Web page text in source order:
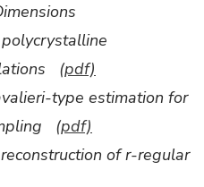
(pdf)
type estimation for
(pdf)
of r-regular